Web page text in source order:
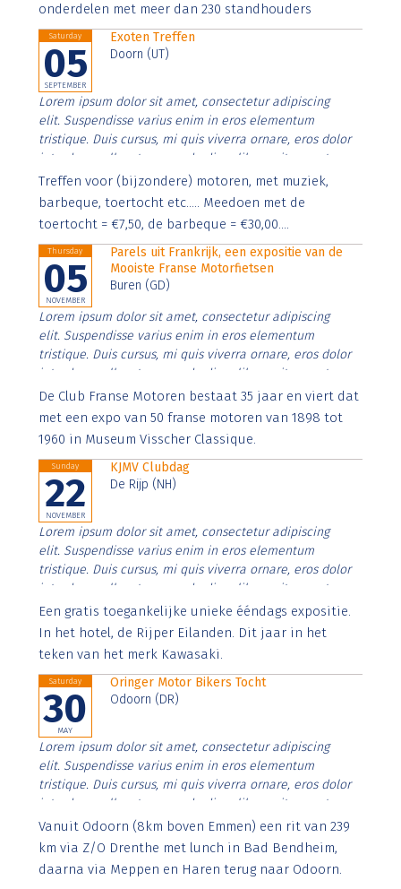
onderdelen met meer dan 230 standhouders
Saturday
05
SEPTEMBER
Exoten Treffen
Doorn (UT)
Lorem ipsum dolor sit amet, consectetur adipiscing
elit. Suspendisse varius enim in eros elementum
tristique. Duis cursus, mi quis viverra ornare, eros dolor
interdum nulla, ut commodo diam libero vitae erat.
Aenean faucibus nibh et justo cursus id rutrum lorem
imperdiet. Nunc ut sem vitae risus tristique posuere.
Treffen voor (bijzondere) motoren, met muziek,
barbeque, toertocht etc..... Meedoen met de
toertocht = €7,50, de barbeque = €30,00....
Thursday
05
NOVEMBER
Parels uit Frankrijk, een expositie van de
Mooiste Franse Motorfietsen
Buren (GD)
Lorem ipsum dolor sit amet, consectetur adipiscing
elit. Suspendisse varius enim in eros elementum
tristique. Duis cursus, mi quis viverra ornare, eros dolor
interdum nulla, ut commodo diam libero vitae erat.
Aenean faucibus nibh et justo cursus id rutrum lorem
imperdiet. Nunc ut sem vitae risus tristique posuere.
De Club Franse Motoren bestaat 35 jaar en viert dat
met een expo van 50 franse motoren van 1898 tot
1960 in Museum Visscher Classique.
Sunday
22
NOVEMBER
KJMV Clubdag
De Rijp (NH)
Lorem ipsum dolor sit amet, consectetur adipiscing
elit. Suspendisse varius enim in eros elementum
tristique. Duis cursus, mi quis viverra ornare, eros dolor
interdum nulla, ut commodo diam libero vitae erat.
Aenean faucibus nibh et justo cursus id rutrum lorem
imperdiet. Nunc ut sem vitae risus tristique posuere.
Een gratis toegankelijke unieke ééndags expositie.
In het hotel, de Rijper Eilanden. Dit jaar in het
teken van het merk Kawasaki.
Saturday
30
MAY
Oringer Motor Bikers Tocht
Odoorn (DR)
Lorem ipsum dolor sit amet, consectetur adipiscing
elit. Suspendisse varius enim in eros elementum
tristique. Duis cursus, mi quis viverra ornare, eros dolor
interdum nulla, ut commodo diam libero vitae erat.
Aenean faucibus nibh et justo cursus id rutrum lorem
imperdiet. Nunc ut sem vitae risus tristique posuere.
Vanuit Odoorn (8km boven Emmen) een rit van 239
km via Z/O Drenthe met lunch in Bad Bendheim,
daarna via Meppen en Haren terug naar Odoorn.